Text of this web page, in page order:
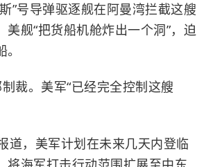
”号导弹驱逐舰在阿曼湾拦截这艘
舰“把货船机舱炸出一个洞”，迫
裁。美军“已经完全控制这艘
，美军计划在未来几天内登临